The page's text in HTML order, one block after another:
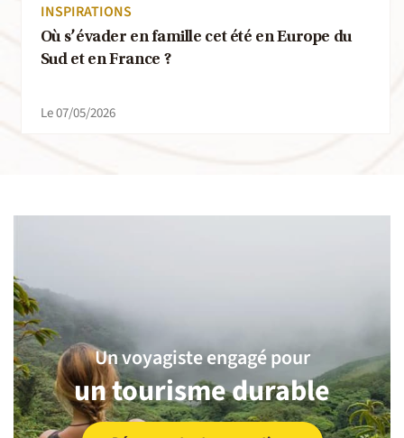
INSPIRATIONS
Où s’évader en famille cet été en Europe du
Sud et en France ?
Le 07/05/2026
Un voyagiste engagé pour
un tourisme durable